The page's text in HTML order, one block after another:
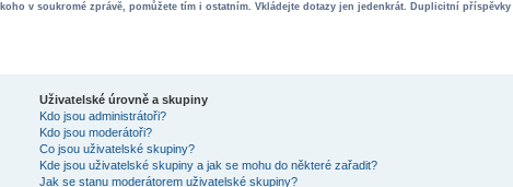
v soukromé zprávě, pomůžete tím i ostatním. Vkládejte dotazy jen jedenkrát. Duplicitní příspěvky
Uživatelské úrovně a skupiny
Kdo jsou administrátoři?
Kdo jsou moderátoři?
Co jsou uživatelské skupiny?
Kde jsou uživatelské skupiny a jak se mohu do některé zařadit?
Jak se stanu moderátorem uživatelské skupiny?